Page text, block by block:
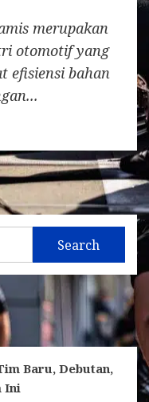
merupakan
otomotif yang
efisiensi bahan
Search
Baru, Debutan,
Ini